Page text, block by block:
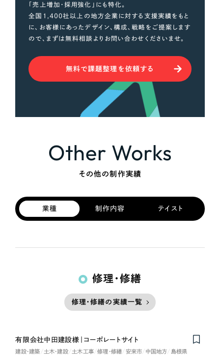
「売上増加・採用強化」にも特化。
全国1,400社以上の地方企業に対する支援実績をもと
に、お客様にあったデザイン、構成、戦略をご提案します
ので、まずは無料相談よりお問い合わせくださいませ。
無料で課題整理を依頼する
Other Works
その他の制作実績
業種 制作内容 テイスト
修理・修繕
修理・修繕の実績一覧
有限会社中田建設様｜コーポレートサイト
建設・建築 土木・建設 土木工事 修理・修繕 安来市 中国地方 島根県